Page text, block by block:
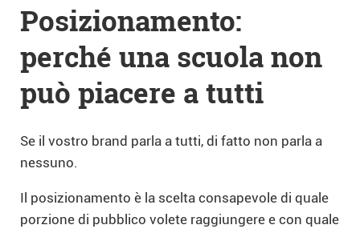
Posizionamento:
perché una scuola non
può piacere a tutti
Se il vostro brand parla a tutti, di fatto non parla a
nessuno.
Il posizionamento è la scelta consapevole di quale
porzione di pubblico volete raggiungere e con quale